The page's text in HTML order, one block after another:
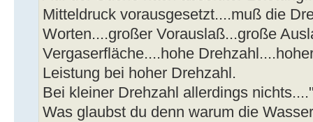
Mitteldruck vorausgesetzt....muß die
Worten....großer Vorauslaß...große
Vergaserfläche....hohe
Leistung bei hoher Drehzahl.
Bei kleiner Drehzahl allerdings
Was glaubst du denn warum die